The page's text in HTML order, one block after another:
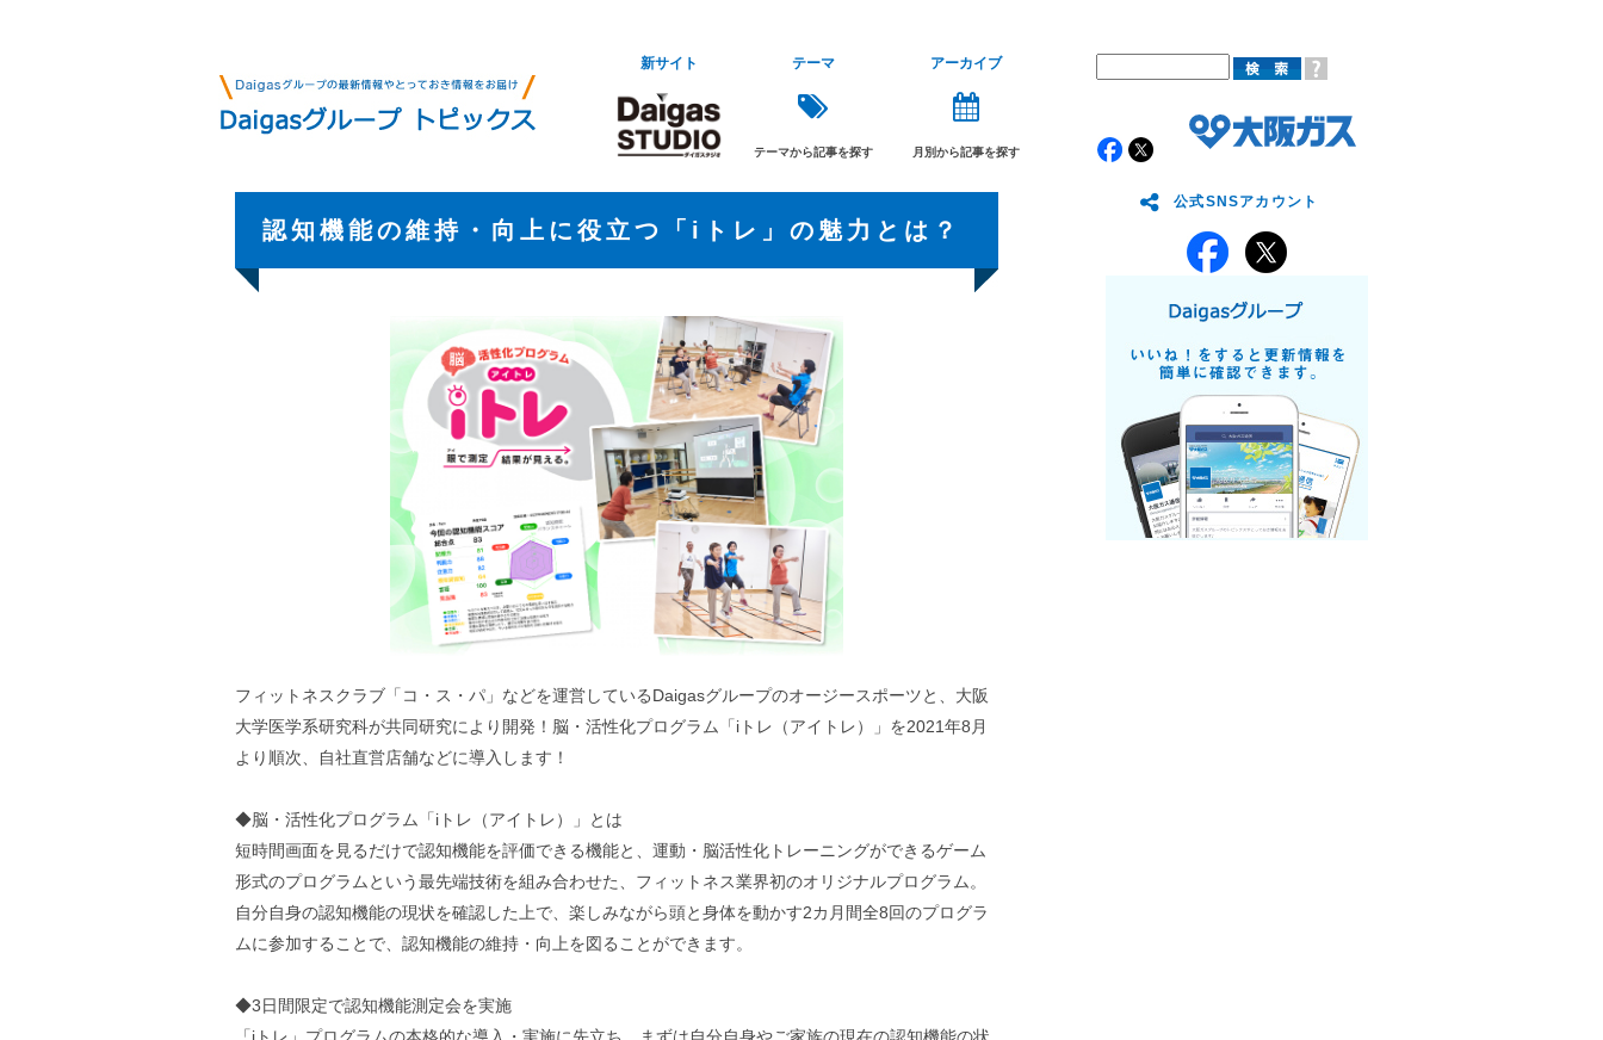
新サイト テーマ
テーマから記事を探す
アーカイブ
月別から記事を探す
認知機能の維持・向上に役立つ「iトレ」の魅力とは？
フィットネスクラブ「コ・ス・パ」などを運営しているDaigasグループのオージースポーツと、大阪
大学医学系研究科が共同研究により開発！脳・活性化プログラム「iトレ（アイトレ）」を2021年8月
より順次、自社直営店舗などに導入します！
◆脳・活性化プログラム「iトレ（アイトレ）」とは
短時間画面を見るだけで認知機能を評価できる機能と、運動・脳活性化トレーニングができるゲーム
形式のプログラムという最先端技術を組み合わせた、フィットネス業界初のオリジナルプログラム。
自分自身の認知機能の現状を確認した上で、楽しみながら頭と身体を動かす2カ月間全8回のプログラ
ムに参加することで、認知機能の維持・向上を図ることができます。
◆3日間限定で認知機能測定会を実施
公式SNSアカウント